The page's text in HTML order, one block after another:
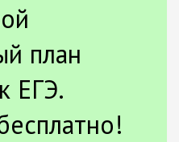
план
ЕГЭ.